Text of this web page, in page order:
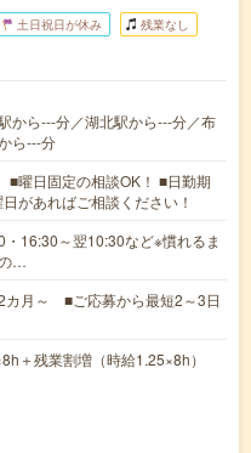
土日祝日が休み 残業なし
から---分／湖北駅から---分／布
ら---分
■曜日固定の相談OK！ ■日勤期
があればご相談ください！
16:30～翌10:30など※慣れるま
…
カ月～ ■ご応募から最短2～3日
＋残業割増（時給1.25×8h）